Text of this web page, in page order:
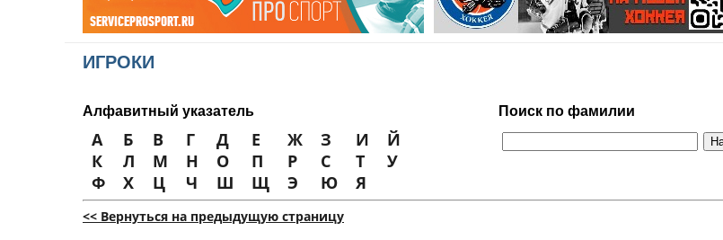
ИГРОКИ
Алфавитный указатель Поиск по фамилии
А Б В Г Д Е Ж З И
Й
К
Л М Н О П Р С Т
У
Ф
Х Ц Ч Ш Щ Э Ю Я
<< Вернуться на предыдущую страницу